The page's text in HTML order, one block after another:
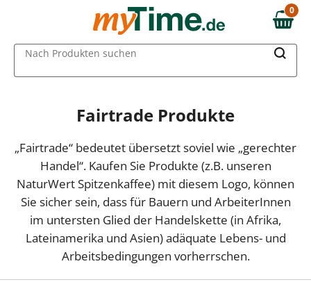
0,00 €
0
Nach Produkten suchen
Fairtrade Produkte
„Fairtrade“ bedeutet übersetzt soviel wie „gerechter
Handel“. Kaufen Sie Produkte (z.B. unseren
NaturWert Spitzenkaffee) mit diesem Logo, können
Sie sicher sein, dass für Bauern und ArbeiterInnen
im untersten Glied der Handelskette (in Afrika,
Lateinamerika und Asien) adäquate Lebens- und
Arbeitsbedingungen vorherrschen.